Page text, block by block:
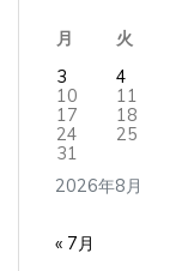
2026年8月
月 火
3
4
10
11
17
18
24
25
31
« 7月